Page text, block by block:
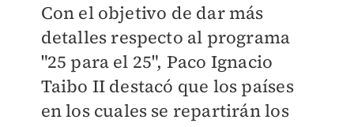
Con el objetivo de dar más
detalles respecto al programa
"25 para el 25", Paco Ignacio
Taibo II destacó que los países
en los cuales se repartirán los